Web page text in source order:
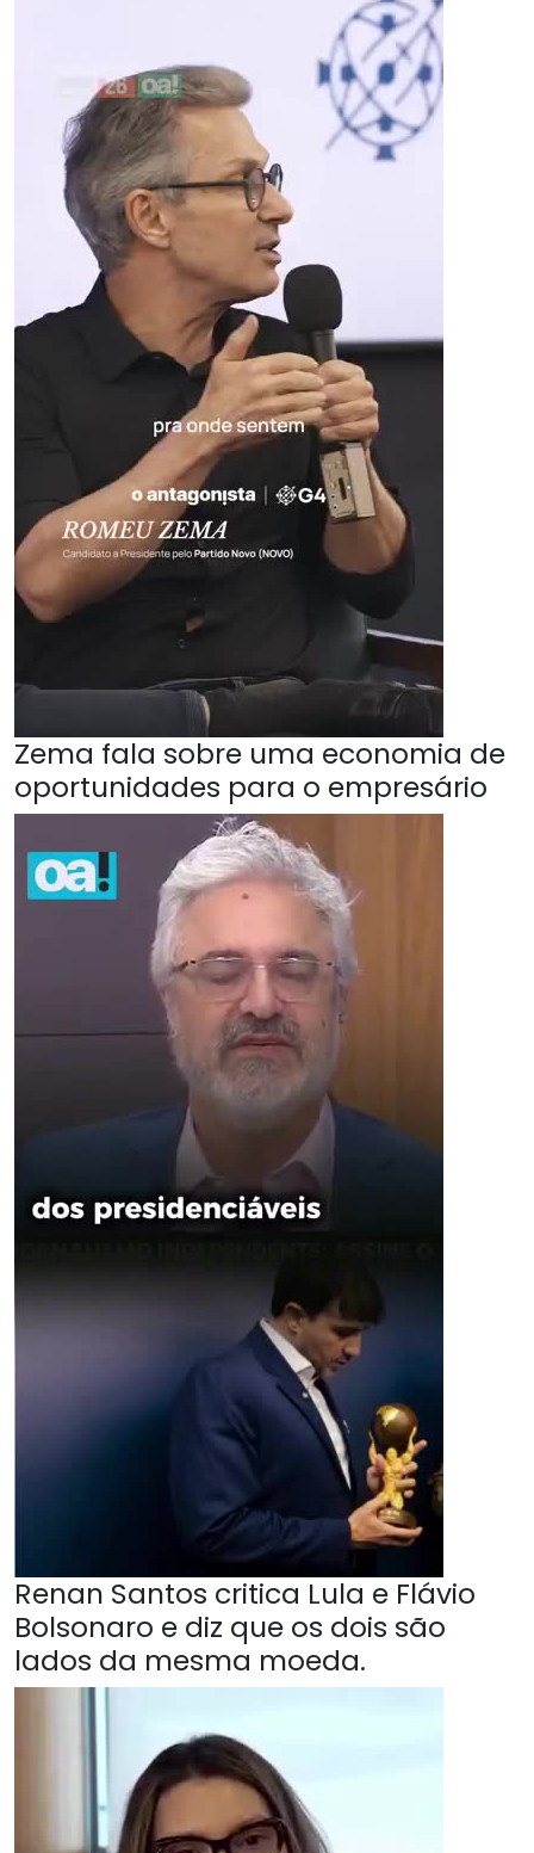
Zema fala sobre uma economia de
oportunidades para o empresário
Renan Santos critica Lula e Flávio
Bolsonaro e diz que os dois são
lados da mesma moeda.